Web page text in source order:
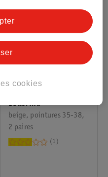
Ballerina
beige, pointures 35-38,
2 paires
1
cookies